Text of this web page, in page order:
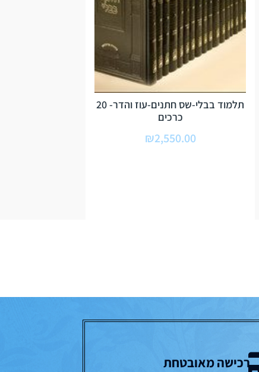
תלמוד בבלי-שס חתנים-עוז והדר- 20
כרכים
₪2,550.00
רכישה מאובטחת